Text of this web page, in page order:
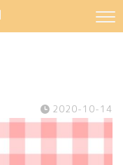
2020-10-14